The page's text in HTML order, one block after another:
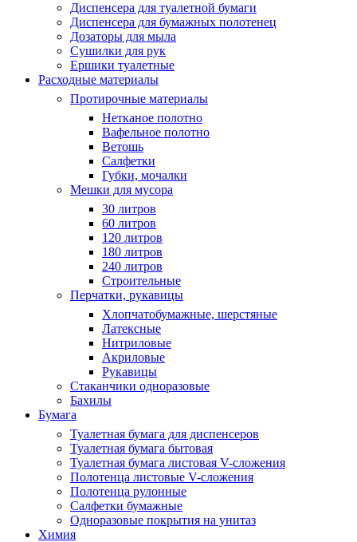
Диспенсера для туалетной бумаги
Диспенсера для бумажных полотенец
Дозаторы для мыла
Сушилки для рук
Ершики туалетные
Расходные материалы
Протирочные материалы
Нетканое полотно
Вафельное полотно
Ветошь
Салфетки
Губки, мочалки
Мешки для мусора
30 литров
60 литров
120 литров
180 литров
240 литров
Строительные
Перчатки, рукавицы
Хлопчатобумажные, шерстяные
Латексные
Нитриловые
Акриловые
Рукавицы
Стаканчики одноразовые
Бахилы
Бумага
Туалетная бумага для диспенсеров
Туалетная бумага бытовая
Туалетная бумага листовая V-сложения
Полотенца листовые V-сложения
Полотенца рулонные
Салфетки бумажные
Одноразовые покрытия на унитаз
Химия